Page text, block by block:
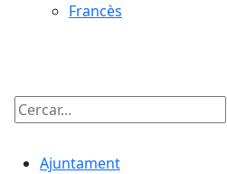
Francès
Cercar:
Ajuntament